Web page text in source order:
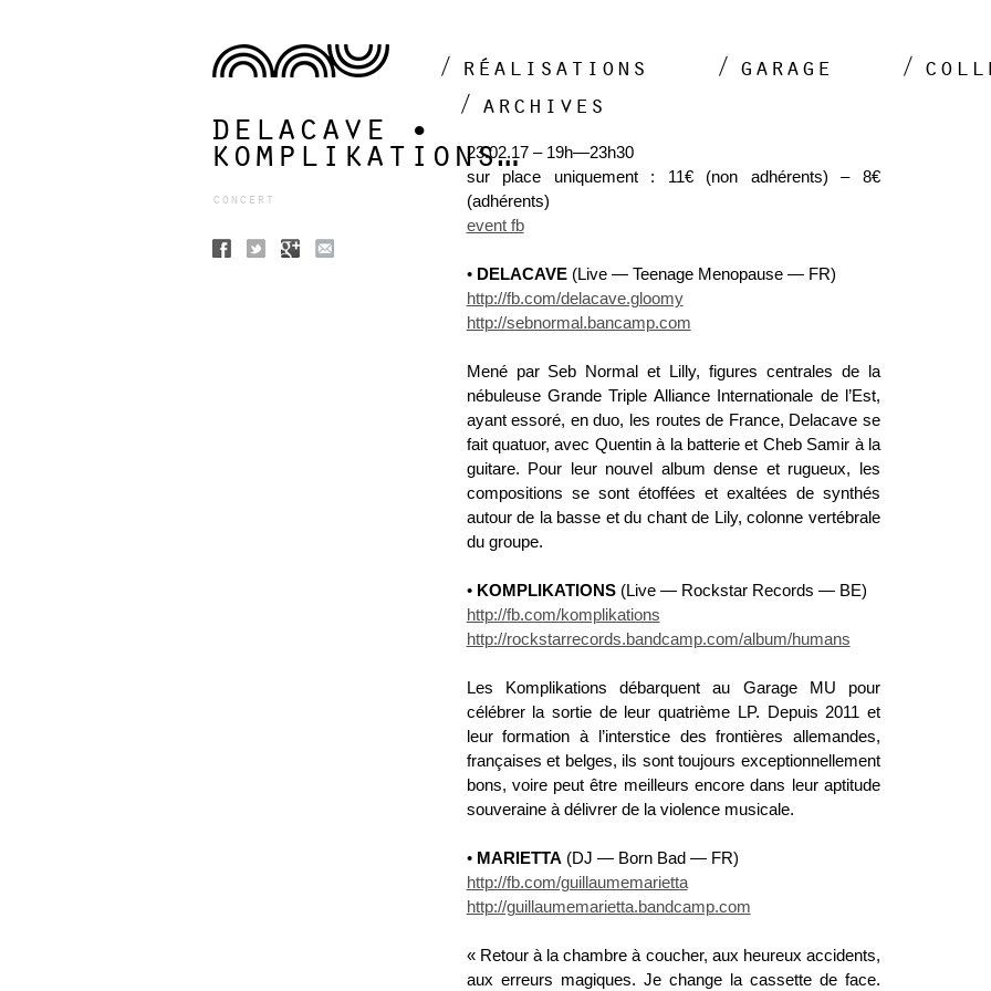
réalisations garage
archives
delacave •
komplikations…
concert
23.02.17 – 19h—23h30
sur place uniquement : 11€ (non adhérents) – 8€
(adhérents)
event fb
• DELACAVE(Live — Teenage Menopause — FR)
http://fb.com/delacave.gloomy
http://sebnormal.bancamp.com
Mené par Seb Normal et Lilly, figures centrales de la
nébuleuse Grande Triple Alliance Internationale de l’Est,
ayant essoré, en duo, les routes de France, Delacave se
fait quatuor, avec Quentin à la batterie et Cheb Samir à la
guitare. Pour leur nouvel album dense et rugueux, les
compositions se sont étoffées et exaltées de synthés
autour de la basse et du chant de Lily, colonne vertébrale
du groupe.
• KOMPLIKATIONS(Live — Rockstar Records — BE)
http://fb.com/komplikations
http://rockstarrecords.bandcamp.com/album/humans
Les Komplikations débarquent au Garage MU pour
célébrer la sortie de leur quatrième LP. Depuis 2011 et
leur formation à l’interstice des frontières allemandes,
françaises et belges, ils sont toujours exceptionnellement
bons, voire peut être meilleurs encore dans leur aptitude
souveraine à délivrer de la violence musicale.
• MARIETTA (DJ — Born Bad — FR)
http://fb.com/guillaumemarietta
http://guillaumemarietta.bandcamp.com
« Retour à la chambre à coucher, aux heureux accidents,
aux erreurs magiques. Je change la cassette de face.